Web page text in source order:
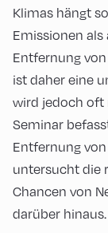
Klimas hängt
Emissionen
Entfernung
ist daher eine
wird jedoch oft
Seminar
Entfernung
untersucht die
Chancen von
darüber hinaus.